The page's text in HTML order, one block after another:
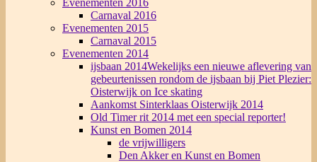
Evenementen 2016
Carnaval 2016
Evenementen 2015
Carnaval 2015
Evenementen 2014
ijsbaan 2014Wekelijks een nieuwe aflevering van
gebeurtenissen rondom de ijsbaan bij Piet Plezier:
Oisterwijk on Ice skating
Aankomst Sinterklaas Oisterwijk 2014
Old Timer rit 2014 met een special reporter!
Kunst en Bomen 2014
de vrijwilligers
Den Akker en Kunst en Bomen